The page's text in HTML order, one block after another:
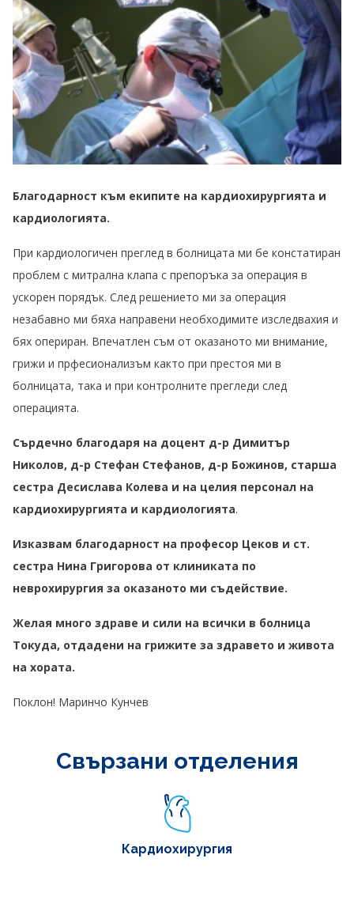
Благодарност към екипите на кардиохирургията и
кардиологията.
При кардиологичен преглед в болницата ми бе констатиран
проблем с митрална клапа с препоръка за операция в
ускорен порядък. След решението ми за операция
незабавно ми бяха направени необходимите изследвахия и
бях опериран. Впечатлен съм от оказаното ми внимание,
грижи и прфесионализъм както при престоя ми в
болницата, така и при контролните прегледи след
операцията.
Сърдечно благодаря на доцент д-р Димитър
Николов, д-р Стефан Стефанов, д-р Божинов, старша
сестра Десислава Колева и на целия персонал на
кардиохирургията и кардиологията.
Изказвам благодарност на професор Цеков и ст.
сестра Нина Григорова от клиниката по
неврохирургия за оказаното ми съдействие.
Желая много здраве и сили на всички в болница
Токуда, отдадени на грижите за здравето и живота
на хората.
Поклон! Маринчо Кунчев
Свързани отделения
Кардиохирургия